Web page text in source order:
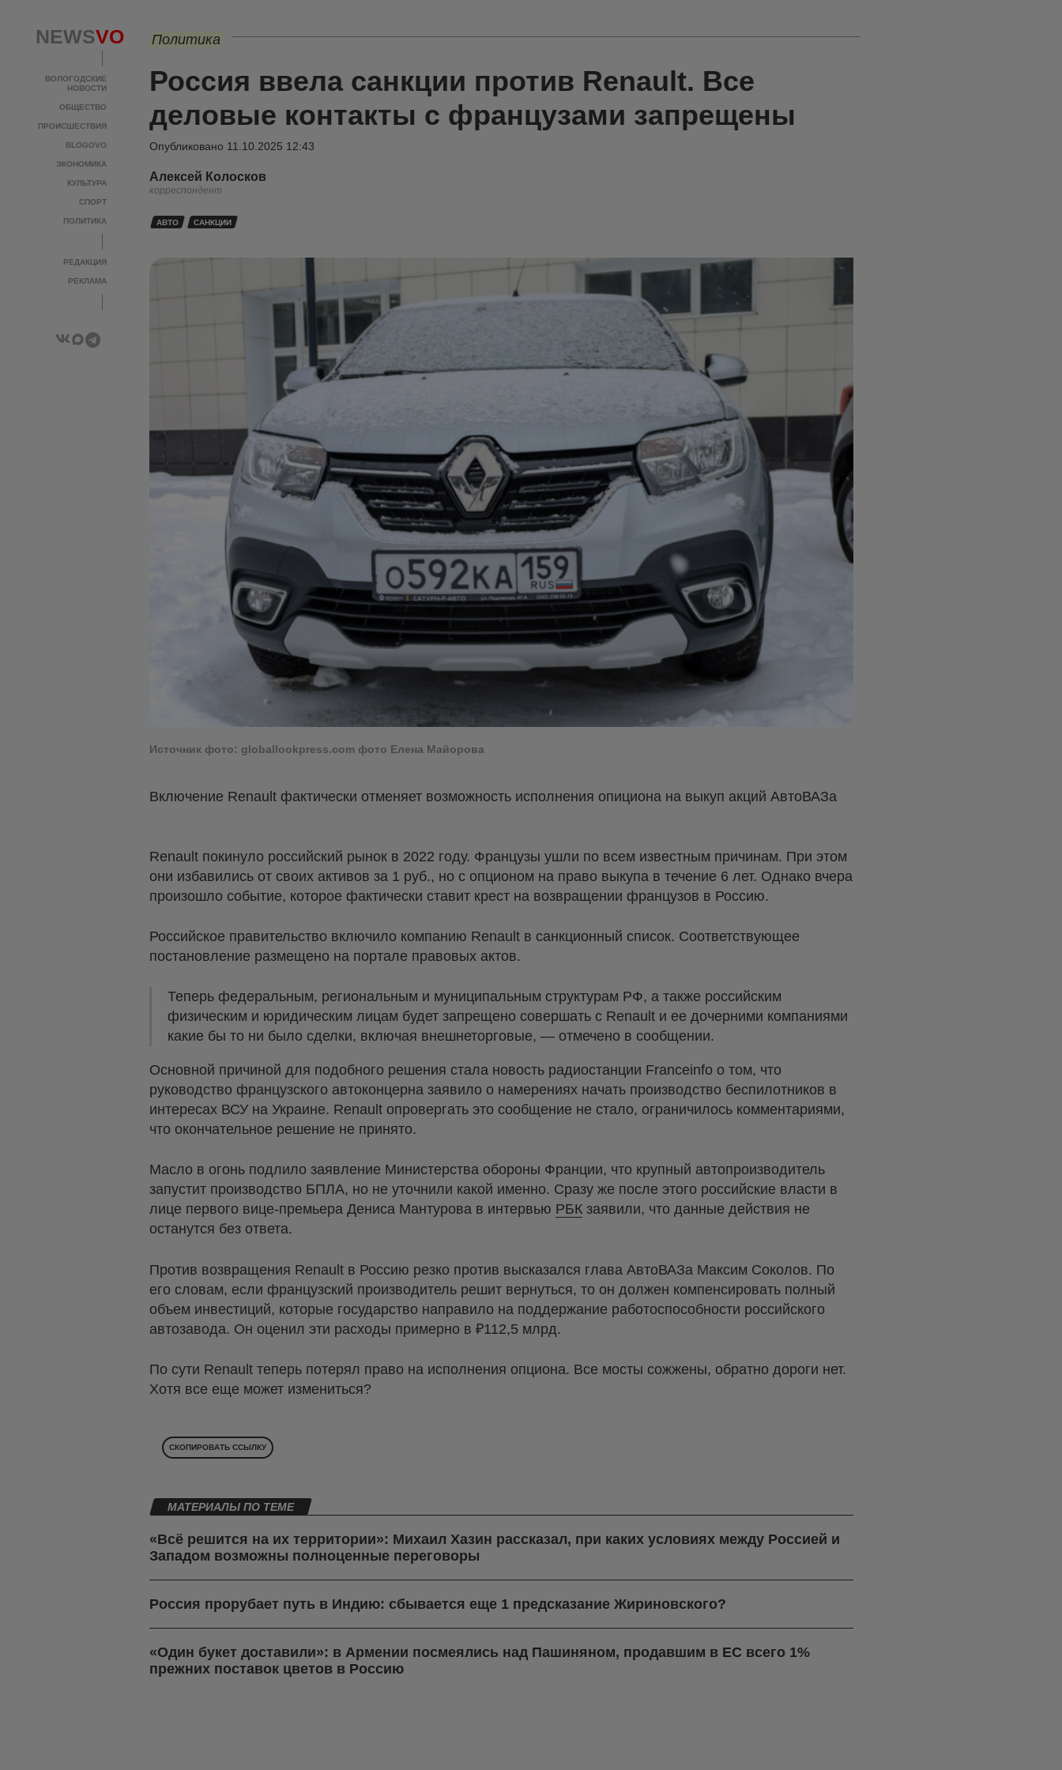
NEWSVO
ВОЛОГОДСКИЕ
НОВОСТИ
ОБЩЕСТВО
ПРОИСШЕСТВИЯ
BLOGOVO
ЭКОНОМИКА
КУЛЬТУРА
СПОРТ
ПОЛИТИКА
РЕДАКЦИЯ
РЕКЛАМА
Политика
Россия ввела санкции против Renault. Все
деловые контакты с французами запрещены
Опубликовано 11.10.2025 12:43
Алексей Колосков
корреспондент
АВТО САНКЦИИ
Источник фото: globallookpress.com фото Елена Майорова
Включение Renault фактически отменяет возможность исполнения опициона на выкуп акций АвтоВАЗа
Renault покинуло российский рынок в 2022 году. Французы ушли по всем известным причинам. При этом
они избавились от своих активов за 1 руб., но с опционом на право выкупа в течение 6 лет. Однако вчера
произошло событие, которое фактически ставит крест на возвращении французов в Россию.
Российское правительство включило компанию Renault в санкционный список. Соответствующее
постановление размещено на портале правовых актов.
Теперь федеральным, региональным и муниципальным структурам РФ, а также российским
физическим и юридическим лицам будет запрещено совершать с Renault и ее дочерними компаниями
какие бы то ни было сделки, включая внешнеторговые, — отмечено в сообщении.
Основной причиной для подобного решения стала новость радиостанции Franceinfo о том, что
руководство французского автоконцерна заявило о намерениях начать производство беспилотников в
интересах ВСУ на Украине. Renault опровергать это сообщение не стало, ограничилось комментариями,
что окончательное решение не принято.
Масло в огонь подлило заявление Министерства обороны Франции, что крупный автопроизводитель
запустит производство БПЛА, но не уточнили какой именно. Сразу же после этого российские власти в
лице первого вице-премьера Дениса Мантурова в интервью РБК заявили, что данные действия не
останутся без ответа.
Против возвращения Renault в Россию резко против высказался глава АвтоВАЗа Максим Соколов. По
его словам, если французский производитель решит вернуться, то он должен компенсировать полный
объем инвестиций, которые государство направило на поддержание работоспособности российского
автозавода. Он оценил эти расходы примерно в ₽112,5 млрд.
По сути Renault теперь потерял право на исполнения опциона. Все мосты сожжены, обратно дороги нет.
Хотя все еще может измениться?
СКОПИРОВАТЬ ССЫЛКУ
МАТЕРИАЛЫ ПО ТЕМЕ
«Всё решится на их территории»: Михаил Хазин рассказал, при каких условиях между Россией и
Западом возможны полноценные переговоры
Россия прорубает путь в Индию: сбывается еще 1 предсказание Жириновского?
«Один букет доставили»: в Армении посмеялись над Пашиняном, продавшим в ЕС всего 1%
прежних поставок цветов в Россию